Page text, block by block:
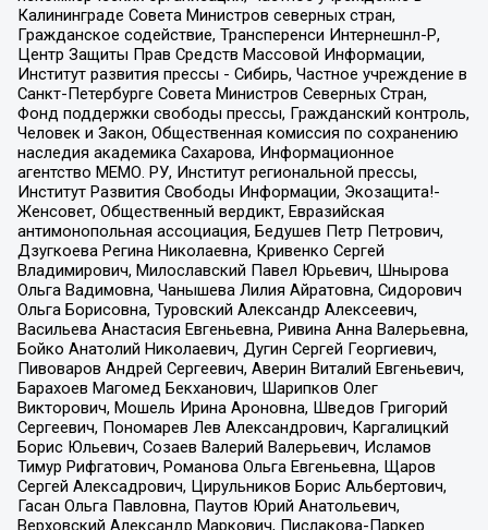
Калининграде Совета Министров северных стран,
Гражданское содействие, Трансперенси Интернешнл-Р,
Центр Защиты Прав Средств Массовой Информации,
Институт развития прессы - Сибирь, Частное учреждение в
Санкт-Петербурге Совета Министров Северных Стран,
Фонд поддержки свободы прессы, Гражданский контроль,
Человек и Закон, Общественная комиссия по сохранению
наследия академика Сахарова, Информационное
агентство МЕМО. РУ, Институт региональной прессы,
Институт Развития Свободы Информации, Экозащита!-
Женсовет, Общественный вердикт, Евразийская
антимонопольная ассоциация, Бедушев Петр Петрович,
Дзугкоева Регина Николаевна, Кривенко Сергей
Владимирович, Милославский Павел Юрьевич, Шнырова
Ольга Вадимовна, Чанышева Лилия Айратовна, Сидорович
Ольга Борисовна, Туровский Александр Алексеевич,
Васильева Анастасия Евгеньевна, Ривина Анна Валерьевна,
Бойко Анатолий Николаевич, Дугин Сергей Георгиевич,
Пивоваров Андрей Сергеевич, Аверин Виталий Евгеньевич,
Барахоев Магомед Бекханович, Шарипков Олег
Викторович, Мошель Ирина Ароновна, Шведов Григорий
Сергеевич, Пономарев Лев Александрович, Каргалицкий
Борис Юльевич, Созаев Валерий Валерьевич, Исламов
Тимур Рифгатович, Романова Ольга Евгеньевна, Щаров
Сергей Алексадрович, Цирульников Борис Альбертович,
Гасан Ольга Павловна, Паутов Юрий Анатольевич,
Верховский Александр Маркович, Пислакова-Паркер